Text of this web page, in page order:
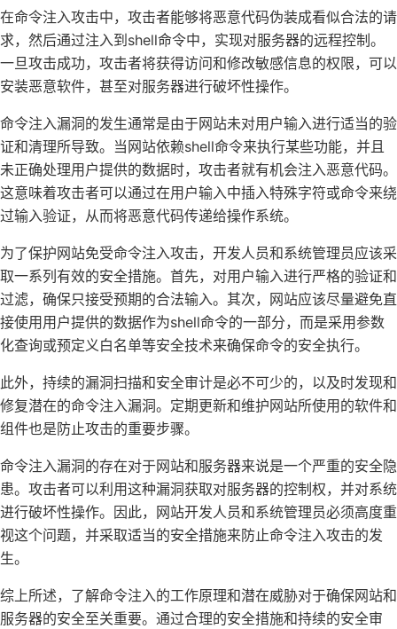
在命令注入攻击中，攻击者能够将恶意代码伪装成看似合法的请
求，然后通过注入到shell命令中，实现对服务器的远程控制。
一旦攻击成功，攻击者将获得访问和修改敏感信息的权限，可以
安装恶意软件，甚至对服务器进行破坏性操作。
命令注入漏洞的发生通常是由于网站未对用户输入进行适当的验
证和清理所导致。当网站依赖shell命令来执行某些功能，并且
未正确处理用户提供的数据时，攻击者就有机会注入恶意代码。
这意味着攻击者可以通过在用户输入中插入特殊字符或命令来绕
过输入验证，从而将恶意代码传递给操作系统。
为了保护网站免受命令注入攻击，开发人员和系统管理员应该采
取一系列有效的安全措施。首先，对用户输入进行严格的验证和
过滤，确保只接受预期的合法输入。其次，网站应该尽量避免直
接使用用户提供的数据作为shell命令的一部分，而是采用参数
化查询或预定义白名单等安全技术来确保命令的安全执行。
此外，持续的漏洞扫描和安全审计是必不可少的，以及时发现和
修复潜在的命令注入漏洞。定期更新和维护网站所使用的软件和
组件也是防止攻击的重要步骤。
命令注入漏洞的存在对于网站和服务器来说是一个严重的安全隐
患。攻击者可以利用这种漏洞获取对服务器的控制权，并对系统
进行破坏性操作。因此，网站开发人员和系统管理员必须高度重
视这个问题，并采取适当的安全措施来防止命令注入攻击的发
生。
综上所述，了解命令注入的工作原理和潜在威胁对于确保网站和
服务器的安全至关重要。通过合理的安全措施和持续的安全审